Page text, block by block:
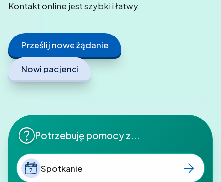
Kontakt online jest szybki i łatwy.
Prześlij nowe żądanie
Nowi pacjenci
Potrzebuję pomocy z...
7 Spotkanie